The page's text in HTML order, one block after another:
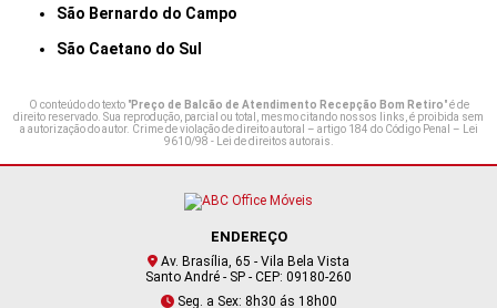
São Bernardo do Campo
São Caetano do Sul
O conteúdo do texto "Preço de Balcão de Atendimento Recepção Bom Retiro" é de
direito reservado. Sua reprodução, parcial ou total, mesmo citando nossos links, é proibida sem
a autorização do autor. Crime de violação de direito autoral – artigo 184 do Código Penal – Lei
9610/98 - Lei de direitos autorais.
ENDEREÇO
Av. Brasília, 65 - Vila Bela Vista
Santo André - SP - CEP: 09180-260
Seg. a Sex: 8h30 ás 18h00